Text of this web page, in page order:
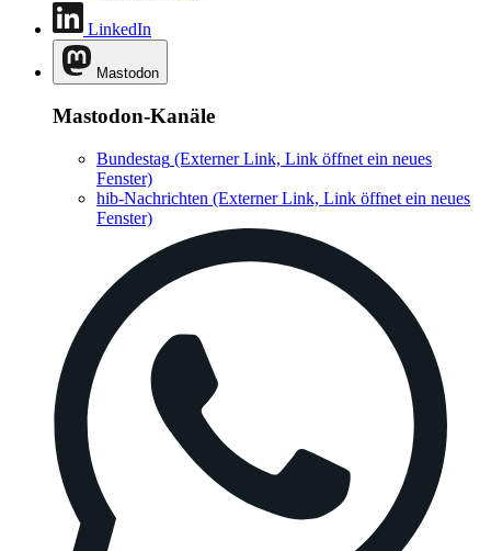
LinkedIn
Mastodon
Mastodon-Kanäle
Bundestag (Externer Link, Link öffnet ein neues
Fenster)
hib-Nachrichten (Externer Link, Link öffnet ein neues
Fenster)